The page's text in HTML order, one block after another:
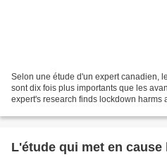
Selon une étude d'un expert canadien,
sont dix fois plus importants que les
expert's research finds lockdown harms
L'étude qui met en